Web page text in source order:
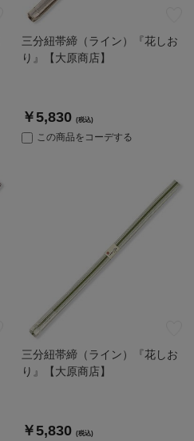
三分紐帯締（ライン）『花しお
り』【大原商店】
￥5,830 (税込)
この商品をコーデする
三分紐帯締（ライン）『花しお
り』【大原商店】
￥5,830 (税込)